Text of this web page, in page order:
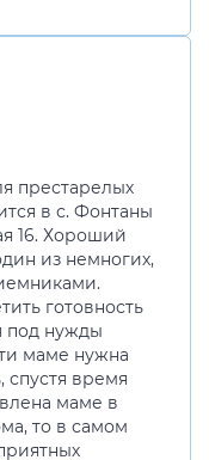
престарелых
в с. Фонтаны
16. Хороший
из немногих,
готовность
под нужды
маме нужна
спустя время
маме в
то в самом